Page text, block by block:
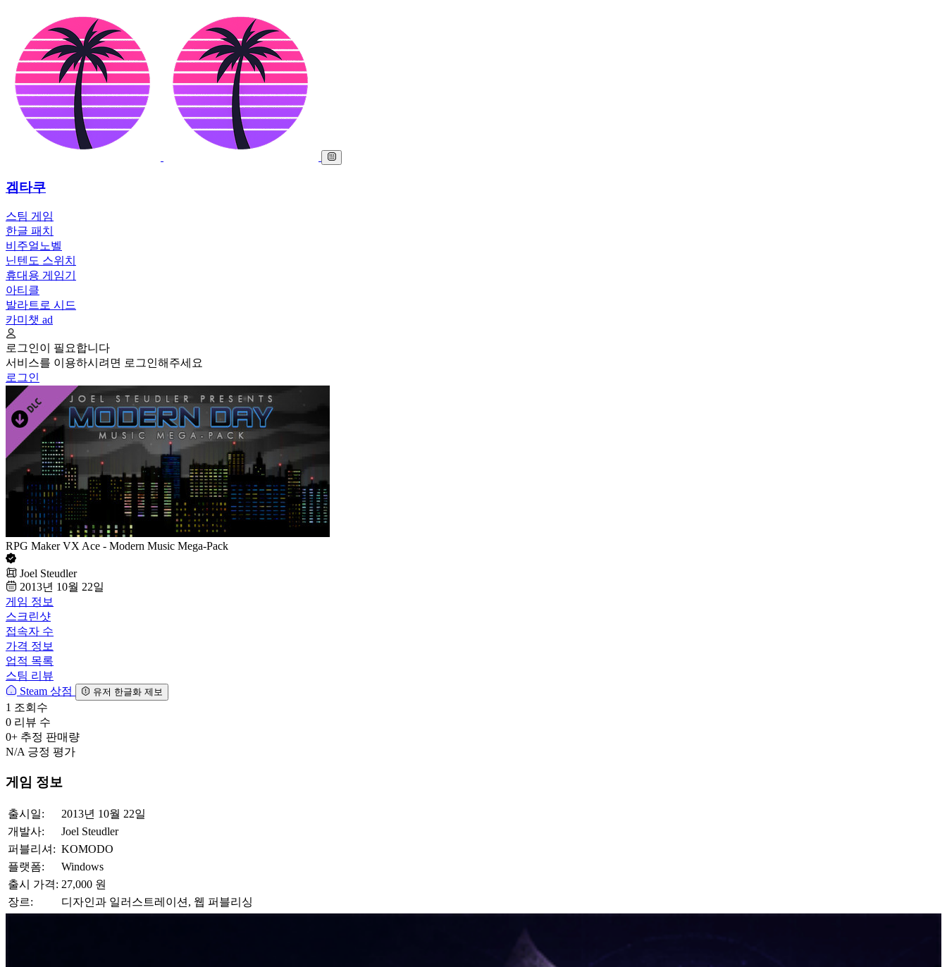
겜타쿠
스팀 게임
한글 패치
비주얼노벨
닌텐도 스위치
휴대용 게임기
아티클
발라트로 시드
카미챗 ad
로그인이 필요합니다
서비스를 이용하시려면 로그인해주세요
로그인
RPG Maker VX Ace - Modern Music Mega-Pack
Joel Steudler
2013년 10월 22일
게임 정보
스크린샷
접속자 수
가격 정보
업적 목록
스팀 리뷰
Steam 상점
유저 한글화 제보
1 조회수
0 리뷰 수
0+ 추정 판매량
N/A 긍정 평가
게임 정보
출시일:
2013년 10월 22일
개발사:
Joel Steudler
퍼블리셔: KOMODO
플랫폼:
Windows
출시 가격: 27,000 원
장르:
디자인과 일러스트레이션, 웹 퍼블리싱